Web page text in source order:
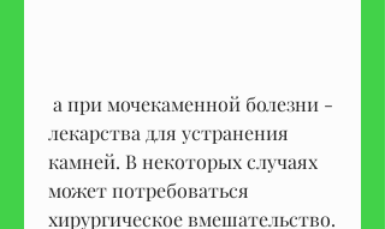
лекарства для устранения
камней. В некоторых случаях
может потребоваться
хирургическое вмешательство.